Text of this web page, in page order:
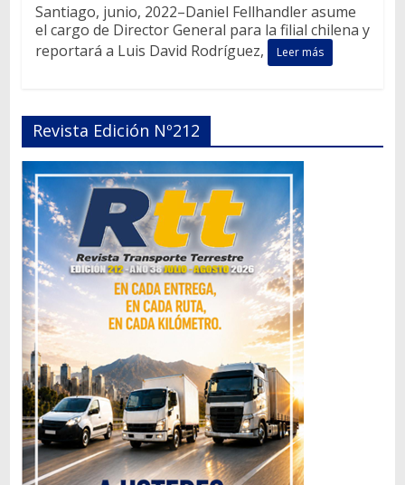
Santiago, junio, 2022–Daniel Fellhandler asume
el cargo de Director General para la filial chilena y
reportará a Luis David Rodríguez,
Leer más
Revista Edición Nº212